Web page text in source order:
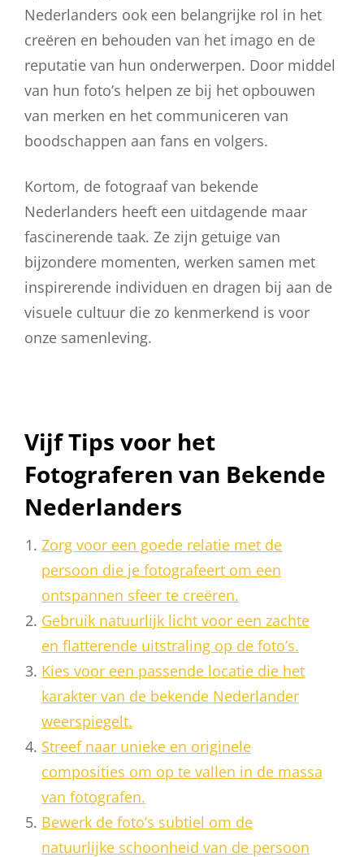
Nederlanders ook een belangrijke rol in het
creëren en behouden van het imago en de
reputatie van hun onderwerpen. Door middel
van hun foto’s helpen ze bij het opbouwen
van merken en het communiceren van
boodschappen aan fans en volgers.
Kortom, de fotograaf van bekende
Nederlanders heeft een uitdagende maar
fascinerende taak. Ze zijn getuige van
bijzondere momenten, werken samen met
inspirerende individuen en dragen bij aan de
visuele cultuur die zo kenmerkend is voor
onze samenleving.
Vijf Tips voor het
Fotograferen van Bekende
Nederlanders
Zorg voor een goede relatie met de
persoon die je fotografeert om een
ontspannen sfeer te creëren.
Gebruik natuurlijk licht voor een zachte
en flatterende uitstraling op de foto’s.
Kies voor een passende locatie die het
karakter van de bekende Nederlander
weerspiegelt.
Streef naar unieke en originele
composities om op te vallen in de massa
van fotografen.
Bewerk de foto’s subtiel om de
natuurlijke schoonheid van de persoon